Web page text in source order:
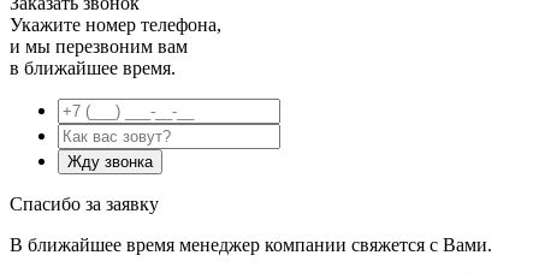
Укажите номер телефона,
и мы перезвоним вам
в ближайшее время.
Спасибо за заявку
В ближайшее время менеджер компании свяжется с Вами.